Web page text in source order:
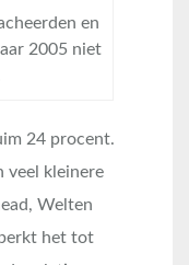
en
2005 niet
24 procent.
veel kleinere
Welten
het tot